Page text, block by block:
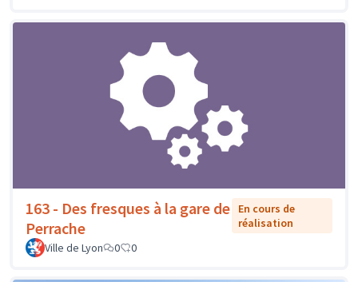
163 - Des fresques à la gare de
Perrache
En cours de
réalisation
Ville de Lyon
0 0